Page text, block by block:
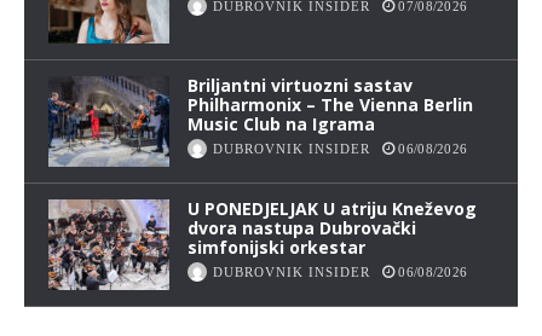
DUBROVNIK INSIDER 07/08/2026
Briljantni virtuozni sastav
Philharmonix – The Vienna Berlin
Music Club na Igrama
DUBROVNIK INSIDER 06/08/2026
U PONEDJELJAK U atriju Kneževog
dvora nastupa Dubrovački
simfonijski orkestar
DUBROVNIK INSIDER 06/08/2026